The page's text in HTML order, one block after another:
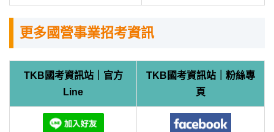
更多國營事業招考資訊
TKB國考資訊站｜官方
Line
TKB國考資訊站｜粉絲專
頁